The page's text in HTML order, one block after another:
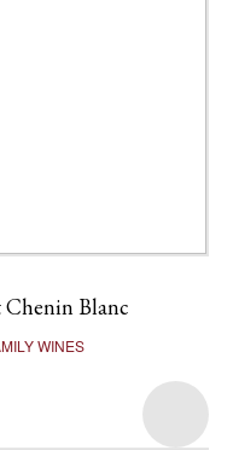
Blanc
WINES